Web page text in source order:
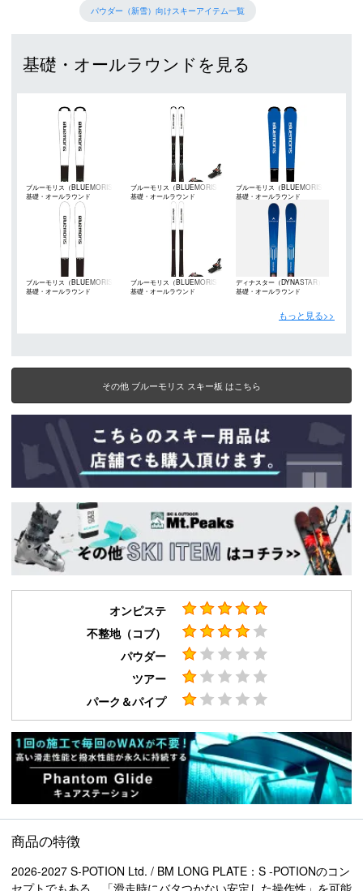
パウダー（新雪）向けスキーアイテム一覧
基礎・オールラウンドを見る
ブルーモリス（BLUEMORIS）
基礎・オールラウンド
ブルーモリス（BLUEMORIS）
基礎・オールラウンド
ブルーモリス（BLUEMORIS）
基礎・オールラウンド
ブルーモリス（BLUEMORIS）
基礎・オールラウンド
ブルーモリス（BLUEMORIS）
基礎・オールラウンド
ディナスター（DYNASTAR）
基礎・オールラウンド
もっと見る>>
その他 ブルーモリス スキー板 はこちら
オンピステ
不整地（コブ）
パウダー
ツアー
パーク＆パイプ
商品の特徴
2026-2027 S-POTION Ltd. / BM LONG PLATE：S -POTIONのコン